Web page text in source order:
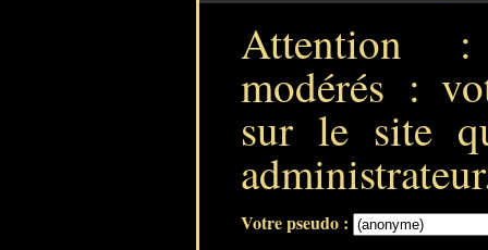
Attention :
modérés :
sur le site
Votre pseudo :